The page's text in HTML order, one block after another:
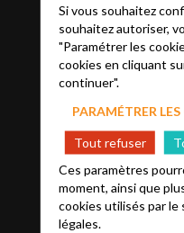
Si vous souhaitez
souhaitez autoriser,
"Paramétrer les
cookies en cliquant
continuer".
PARAMÉTRER
Tout refuser
Ces paramètres
moment, ainsi que
cookies utilisés par le
légales.